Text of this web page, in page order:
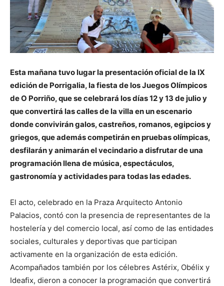
Esta mañana tuvo lugar la presentación oficial de la IX
edición de Porrigalia, la fiesta de los Juegos Olímpicos
de O Porriño, que se celebrará los días 12 y 13 de julio y
que convertirá las calles de la villa en un escenario
donde convivirán galos, castreños, romanos, egipcios y
griegos, que además competirán en pruebas olímpicas,
desfilarán y animarán el vecindario a disfrutar de una
programación llena de música, espectáculos,
gastronomía y actividades para todas las edades.
El acto, celebrado en la Praza Arquitecto Antonio
Palacios, contó con la presencia de representantes de la
hostelería y del comercio local, así como de las entidades
sociales, culturales y deportivas que participan
activamente en la organización de esta edición.
Acompañados también por los célebres Astérix, Obélix y
Ideafix, dieron a conocer la programación que convertirá